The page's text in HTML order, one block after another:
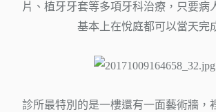
片、植牙牙套等多項牙科治療，只要病
基本上在悅庭都可以當天完
診所最特別的是一樓還有一面藝術牆，